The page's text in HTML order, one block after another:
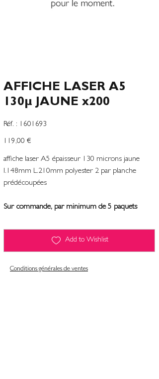
AFFICHE LASER A5
130µ JAUNE x200
Réf. :
SKU
1601693
Precio
119,00 €
affiche laser A5 épaisseur 130 microns jaune
l.148mm L.210mm polyester 2 par planche
prédécoupées
Sur commande, par minimum de 5 paquets
Add to Wishlist
Conditions générales de ventes